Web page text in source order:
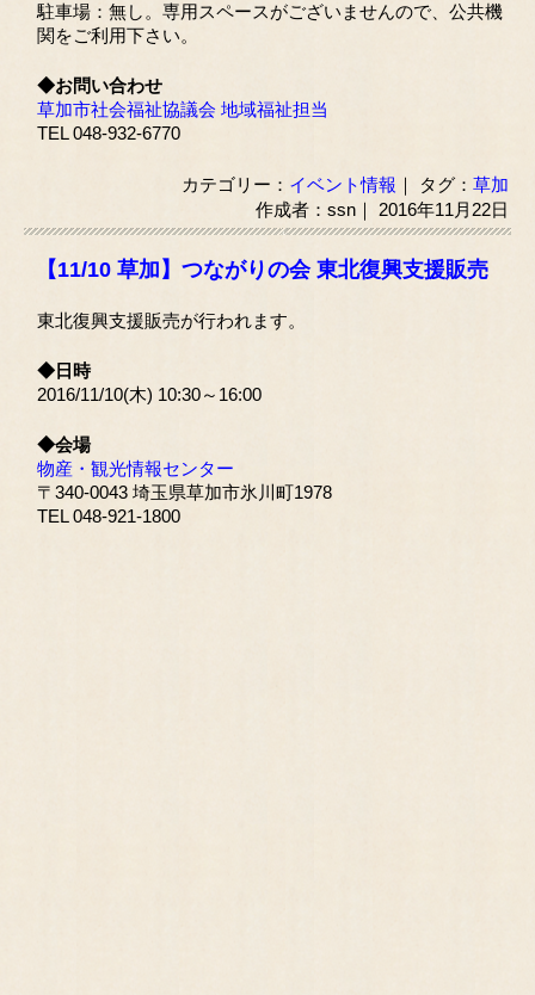
駐車場：無し。専用スペースがございませんので、公共機
関をご利用下さい。
◆お問い合わせ
草加市社会福祉協議会 地域福祉担当
TEL 048-932-6770
カテゴリー： イベント情報 ｜ タグ：草加
作成者：ssn｜ 2016年11月22日
【11/10 草加】つながりの会 東北復興支援販売
東北復興支援販売が行われます。
◆日時
2016/11/10(木) 10:30～16:00
◆会場
物産・観光情報センター
〒340-0043 埼玉県草加市氷川町1978
TEL 048-921-1800